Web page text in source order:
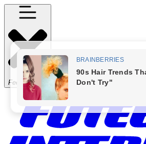
Fechar Menu